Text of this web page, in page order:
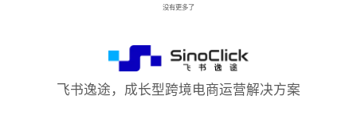
没有更多了
飞书逸途，成长型跨境电商运营解决方案